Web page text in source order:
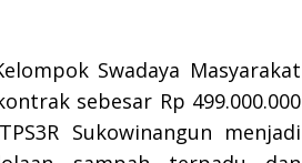
Swadaya Masyarakat
sebesar Rp 499.000.000
Sukowinangun menjadi